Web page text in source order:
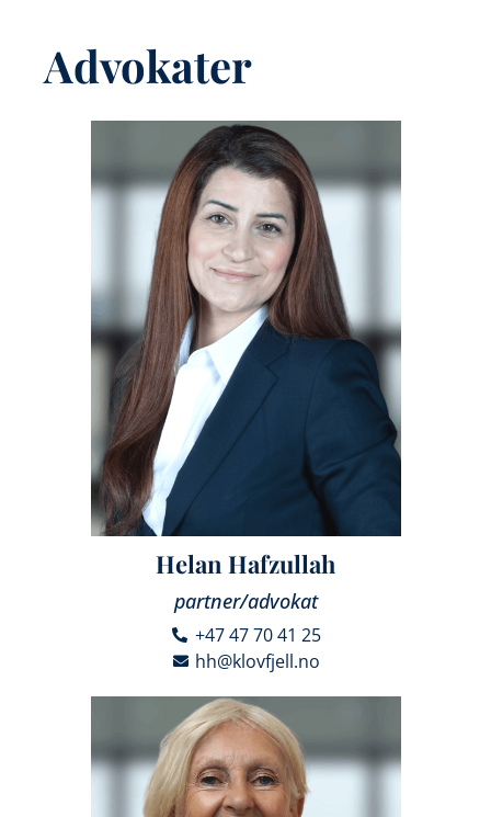
Advokater
Helan Hafzullah
partner/advokat
+47 47 70 41 25
hh@klovfjell.no